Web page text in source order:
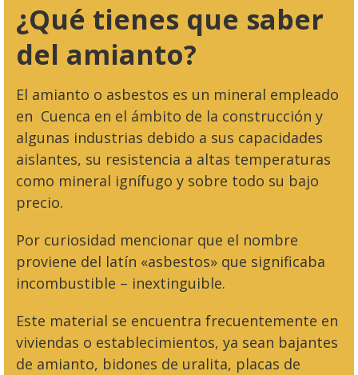
¿Qué tienes que saber
del amianto?
El amianto o asbestos es un mineral empleado
en Cuenca en el ámbito de la construcción y
algunas industrias debido a sus capacidades
aislantes, su resistencia a altas temperaturas
como mineral ignífugo y sobre todo su bajo
precio.
Por curiosidad mencionar que el nombre
proviene del latín «asbestos» que significaba
incombustible – inextinguible.
Este material se encuentra frecuentemente en
viviendas o establecimientos, ya sean bajantes
de amianto, bidones de uralita, placas de